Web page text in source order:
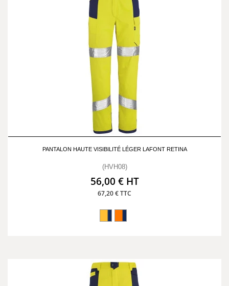
PANTALON HAUTE VISIBILITÉ LÉGER LAFONT RETINA
(HVH08)
56,00 € HT
67,20 € TTC